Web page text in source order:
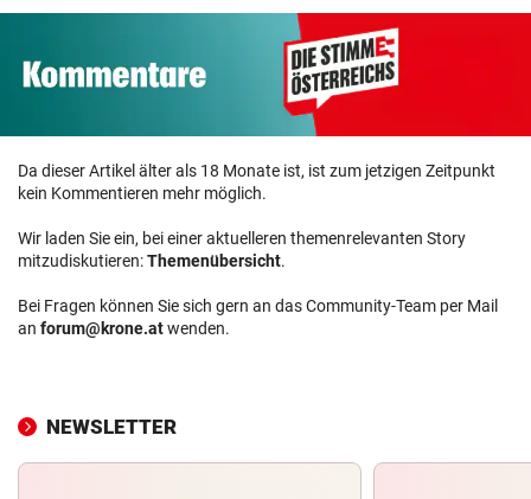
Da dieser Artikel älter als 18 Monate ist, ist zum jetzigen Zeitpunkt
kein Kommentieren mehr möglich.
Wir laden Sie ein, bei einer aktuelleren themenrelevanten Story
mitzudiskutieren:Themenübersicht.
Bei Fragen können Sie sich gern an das Community-Team per Mail
an forum@krone.atwenden.
NEWSLETTER